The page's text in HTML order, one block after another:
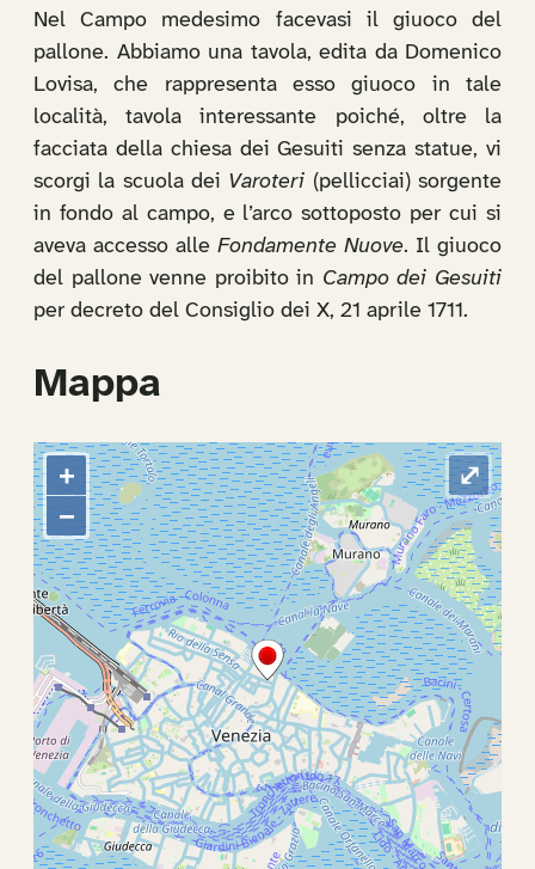
Nel Campo medesimo facevasi il giuoco del
pallone. Abbiamo una tavola, edita da Domenico
Lovisa, che rappresenta esso giuoco in tale
località, tavola interessante poiché, oltre la
facciata della chiesa dei Gesuiti senza statue, vi
scorgi la scuola dei Varoteri (pellicciai) sorgente
in fondo al campo, e l’arco sottoposto per cui si
aveva accesso alle Fondamente Nuove. Il giuoco
del pallone venne proibito in Campo dei Gesuiti
per decreto del Consiglio dei X, 21 aprile 1711.
Mappa